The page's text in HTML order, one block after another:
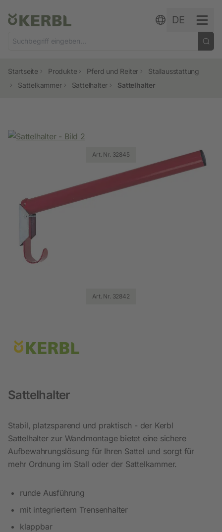
DE
Startseite Produkte Pferd und Reiter
Stallausstattung
Sattelkammer
Sattelhalter Sattelhalter
Art. Nr. 32842
Art. Nr. 32845
Sattelhalter
Stabil, platzsparend und praktisch - der Kerbl
Sattelhalter zur Wandmontage bietet eine sichere
Aufbewahrungslösung für Ihren Sattel und sorgt für
mehr Ordnung im Stall oder der Sattelkammer.
runde Ausführung
mit integriertem Trensenhalter
klappbar